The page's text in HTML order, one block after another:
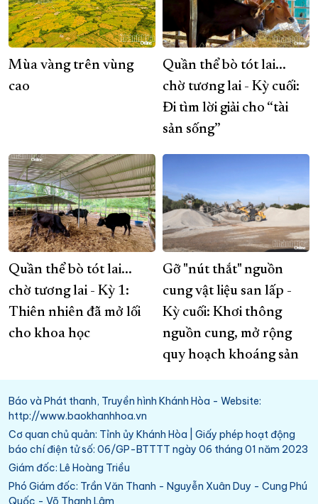
Mùa vàng trên vùng
cao
Quần thể bò tót lai...
chờ tương lai - Kỳ cuối:
Đi tìm lời giải cho “tài
sản sống”
Quần thể bò tót lai...
chờ tương lai - Kỳ 1:
Thiên nhiên đã mở lối
cho khoa học
Gỡ "nút thắt" nguồn
cung vật liệu san lấp -
Kỳ cuối: Khơi thông
nguồn cung, mở rộng
quy hoạch khoáng sản
Báo và Phát thanh, Truyền hình Khánh Hòa - Website:
http://www.baokhanhhoa.vn
Cơ quan chủ quản: Tỉnh ủy Khánh Hòa | Giấy phép hoạt động
báo chí điện tử số: 06/GP-BTTTT ngày 06 tháng 01 năm 2023
Giám đốc: Lê Hoàng Triều
Phó Giám đốc: Trần Văn Thanh - Nguyễn Xuân Duy - Cung Phú
Quốc - Võ Thanh Lâm